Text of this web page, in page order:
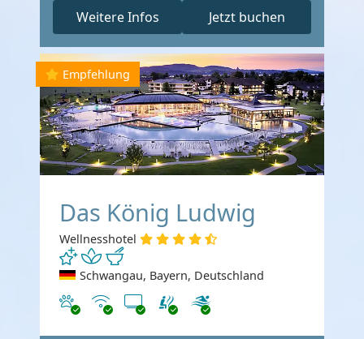
Weitere Infos Jetzt buchen
Empfehlung
Das König Ludwig
Wellnesshotel
Schwangau, Bayern, Deutschland
Haustiere erlaubt
Internet
TV